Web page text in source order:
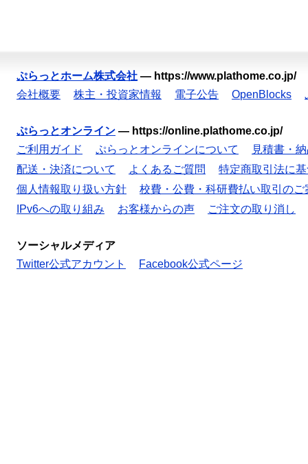
ぷらっとホーム株式会社 — https://www.plathome.co.jp/
会社概要
株主・投資家情報 電子公告 OpenBlocks
ぷらっとオンライン — https://online.plathome.co.jp/
ご利用ガイド
ぷらっとオンラインについて
見積書・
配送・決済について
よくあるご質問
特定商取引法に
個人情報取り扱い方針
校費・公費・科研費払い取引のご
IPv6への取り組み
お客様からの声 ご注文の取り消し
ソーシャルメディア
Twitter公式アカウント
Facebook公式ページ